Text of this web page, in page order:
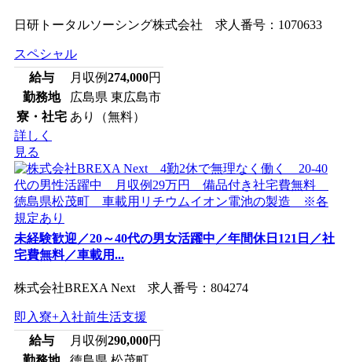
日研トータルソーシング株式会社 求人番号：1070633
スペシャル
給与
月収例274,000円
勤務地
広島県 東広島市
寮・社宅 あり（無料）
詳しく
見る
未経験歓迎／20～40代の男女活躍中／年間休日121日／社
宅費無料／車載用...
株式会社BREXA Next 求人番号：804274
即入寮+入社前生活支援
給与
月収例290,000円